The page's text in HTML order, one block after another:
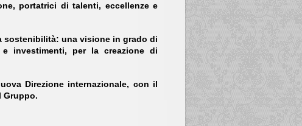
portatrici di talenti, eccellenze e
sostenibilità: una visione in grado di
e investimenti, per la creazione di
Direzione internazionale, con il
Gruppo.